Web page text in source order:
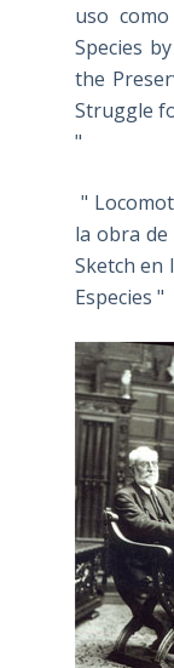
uso
Species
the
Struggle
"
"
la obra
Sketch en
Especies "